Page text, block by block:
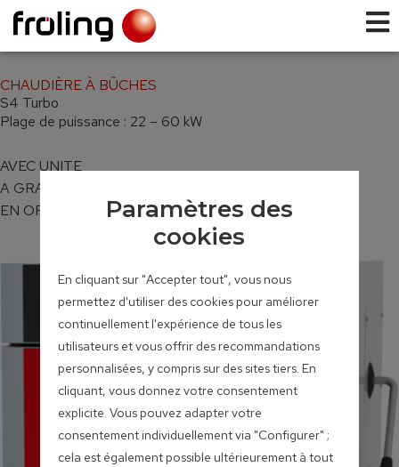
CHAUDIÈRE À BÛCHES
S4 Turbo
Plage de puissance : 22 – 60 kW
AVEC UNITE
A GRANULES
EN OPTION
Paramètres des
cookies
En cliquant sur "Accepter tout", vous nous
permettez d'utiliser des cookies pour améliorer
continuellement l'expérience de tous les
utilisateurs et vous offrir des recommandations
personnalisées, y compris sur des sites tiers. En
cliquant, vous donnez votre consentement
explicite. Vous pouvez adapter votre
consentement individuellement via "Configurer" ;
cela est également possible ultérieurement à tout